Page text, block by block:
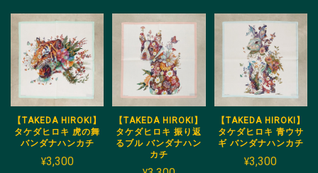
【TAKEDA HIROKI】
タケダヒロキ 虎の舞
バンダナハンカチ
¥3,300
【TAKEDA HIROKI】
タケダヒロキ 振り返
るブル バンダナハン
カチ
【TAKEDA HIROKI】
タケダヒロキ 青ウサ
ギ バンダナハンカチ
¥3,300